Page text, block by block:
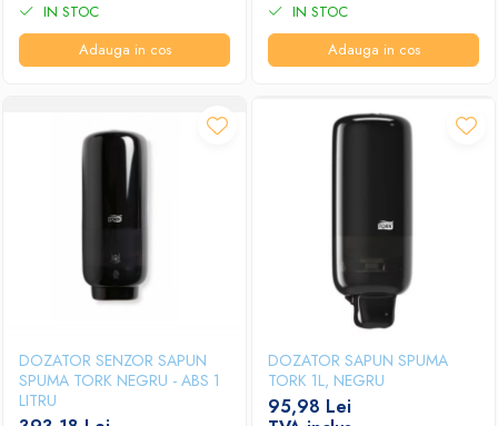
IN STOC
Adauga in cos
IN STOC
Adauga in cos
DOZATOR SENZOR SAPUN
SPUMA TORK NEGRU - ABS 1
LITRU
DOZATOR SAPUN SPUMA
TORK 1L, NEGRU
95,98 Lei